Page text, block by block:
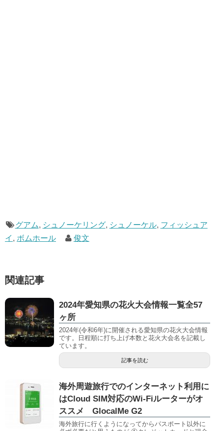
グアム, シュノーケリング, シュノーケル, フィッシュア
イ , ボムホール 俊文
関連記事
2024年愛知県の花火大会情報一覧全57
ヶ所
2024年(令和6年)に開催される愛知県の花火大会情報
です。日程順に打ち上げ本数と花火大会名を記載し
ています。
記事を読む
海外周遊旅行でのインターネット利用に
はCloud SIM対応のWi-Fiルーターがオ
ススメ GlocalMe G2
海外旅行に行くようになってからパスポート以外に